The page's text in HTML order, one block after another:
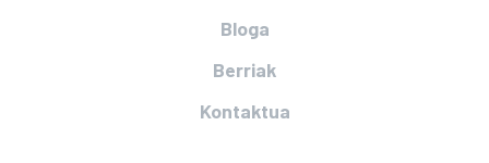
Bloga
Berriak
Kontaktua